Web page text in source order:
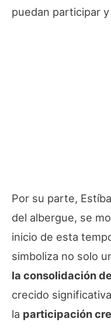
puedan participar
Por su parte,
del albergue, se
inicio de esta
simboliza no solo
la consolidación
crecido
la participación